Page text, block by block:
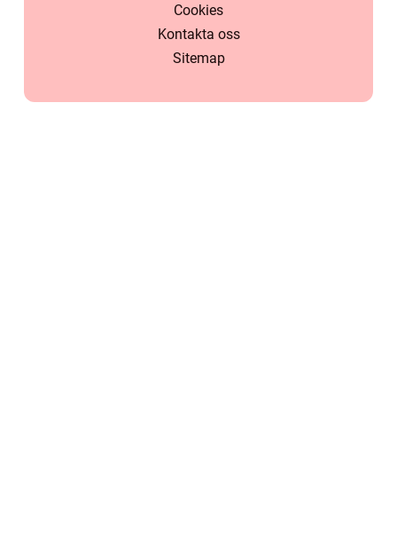
Cookies
Kontakta oss
Sitemap